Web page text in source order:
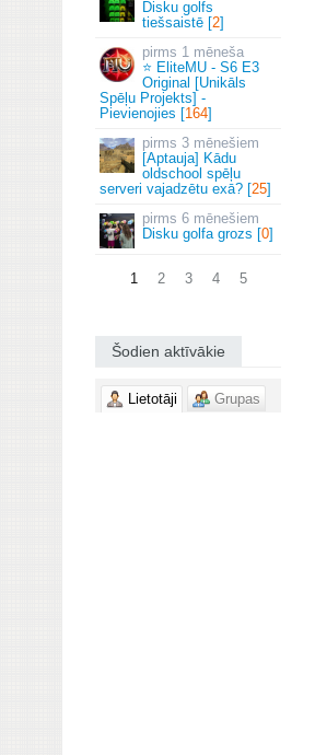
Disku golfs
tiešsaistē [2]
1 mēneša
⭐ EliteMU - S6 E3
Original [Unikāls
Spēļu Projekts] -
Pievienojies [164]
3 mēnešiem
[Aptauja] Kādu
oldschool spēļu
serveri vajadzētu exā? [25]
6 mēnešiem
Disku golfa grozs [0]
1 2 3 4 5
Šodien aktīvākie
Lietotāji Grupas